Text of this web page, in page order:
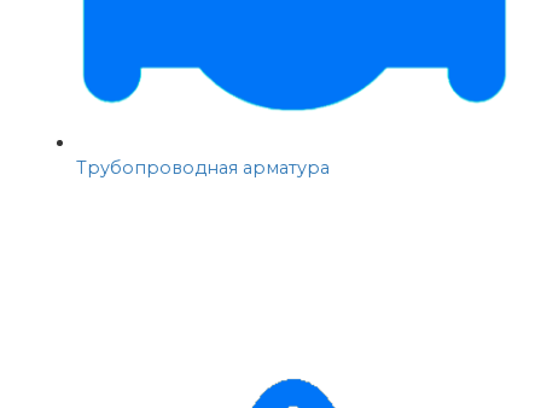
Трубопроводная арматура